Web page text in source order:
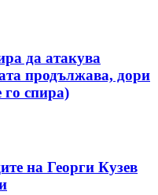
да атакува
продължава, дори
го спира)
на Георги Кузев